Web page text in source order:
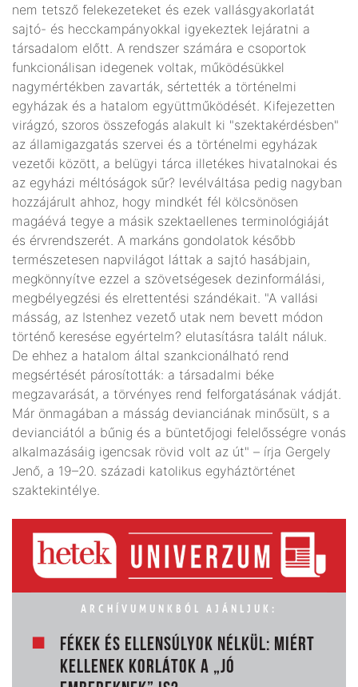
nem tetsző felekezeteket és ezek vallásgyakorlatát
sajtó- és hecckampányokkal igyekeztek lejáratni a
társadalom előtt. A rendszer számára e csoportok
funkcionálisan idegenek voltak, működésükkel
nagymértékben zavarták, sértették a történelmi
egyházak és a hatalom együttműködését. Kifejezetten
virágzó, szoros összefogás alakult ki "szektakérdésben"
az államigazgatás szervei és a történelmi egyházak
vezetői között, a belügyi tárca illetékes hivatalnokai és
az egyházi méltóságok sűr? levélváltása pedig nagyban
hozzájárult ahhoz, hogy mindkét fél kölcsönösen
magáévá tegye a másik szektaellenes terminológiáját
és érvrendszerét. A markáns gondolatok később
természetesen napvilágot láttak a sajtó hasábjain,
megkönnyítve ezzel a szövetségesek dezinformálási,
megbélyegzési és elrettentési szándékait. "A vallási
másság, az Istenhez vezető utak nem bevett módon
történő keresése egyértelm? elutasításra talált náluk.
De ehhez a hatalom által szankcionálható rend
megsértését párosították: a társadalmi béke
megzavarását, a törvényes rend felforgatásának vádját.
Már önmagában a másság devianciának minősült, s a
devianciától a bűnig és a büntetőjogi felelősségre vonás
alkalmazásáig igencsak rövid volt az út" – írja Gergely
Jenő, a 19–20. századi katolikus egyháztörténet
szaktekintélye.
ARCHÍVUMUNKBÓL AJÁNLJUK:
FÉKEK ÉS ELLENSÚLYOK NÉLKÜL: MIÉRT
KELLENEK KORLÁTOK A „JÓ